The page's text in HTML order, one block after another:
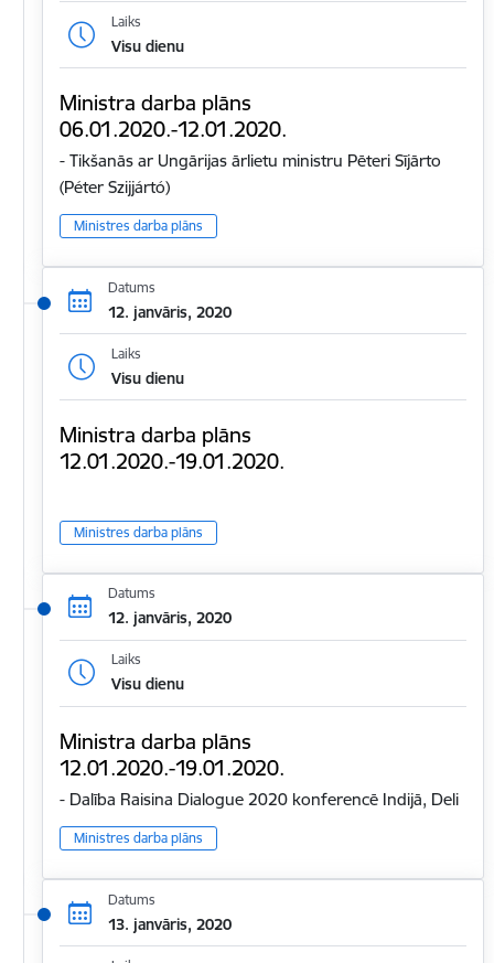
Laiks
Visu dienu
Ministra darba plāns
06.01.2020.-12.01.2020.
- Tikšanās ar Ungārijas ārlietu ministru Pēteri Sījārto
(Péter Szijjártó)
Ministres darba plāns
Datums
12. janvāris, 2020
Laiks
Visu dienu
Ministra darba plāns
12.01.2020.-19.01.2020.
Ministres darba plāns
Datums
12. janvāris, 2020
Laiks
Visu dienu
Ministra darba plāns
12.01.2020.-19.01.2020.
- Dalība Raisina Dialogue 2020 konferencē Indijā, Deli
Ministres darba plāns
Datums
13. janvāris, 2020